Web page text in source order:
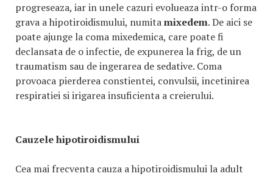
progreseaza, iar in unele cazuri evolueaza intr-o forma
grava a hipotiroidismului, numitamixedem. De aici se
poate ajunge la coma mixedemica, care poate fi
declansata de o infectie, de expunerea la frig, de un
traumatism sau de ingerarea de sedative. Coma
provoaca pierderea constientei, convulsii, incetinirea
respiratiei si irigarea insuficienta a creierului.
Cauzele hipotiroidismului
Cea mai frecventa cauza a hipotiroidismului la adult